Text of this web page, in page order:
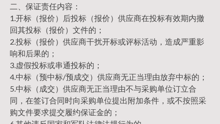
二、保证责任内容：
1.开标（报价）后投标（报价）供应商在投标有效期内撤
回其投标（报价）文件的；
2.投标（报价）供应商干扰开标或评标活动，造成严重影
响和后果的；
3.虚假投标或串通投标的；
4.中标（预中标/预成交）供应商无正当理由放弃中标的；
5.中标（成交）供应商无正当理由不与采购单位订立合
同，在签订合同时向采购单位提出附加条件，或不按照采
购文件要求提交履约保证金的；